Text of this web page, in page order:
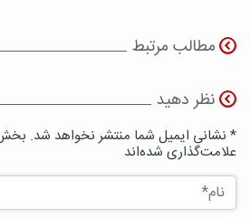
مطالب مرتبط
نظر دهید
* نشانی ایمیل شما منتشر نخواهد شد.
علامت‌گذاری شده‌اند